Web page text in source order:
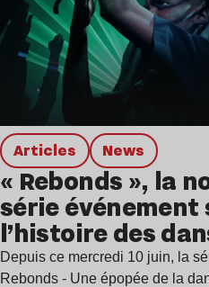
Articles news
« Rebonds », la
série événement
l’histoire des
électro,
Depuis ce mercredi 10 juin, la
Rebonds - Une épopée de la